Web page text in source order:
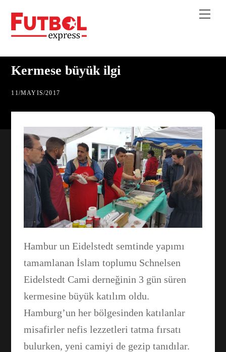
Kermese büyük ilgi
11/MAYIS/2017
Hambur un Eidelstedt semtinde yapımı
tamamlanan İslam toplumu Schnelsen
Eidelstedt Cami derneğinin 3 gün süren
kermesine büyük katılım oldu.
Hamburg’un her bölgesinden katılanlar
misafirler nefis lezzetleri tatma fırsatı
bulurken, yeni camiyi de gezip tanıdılar.